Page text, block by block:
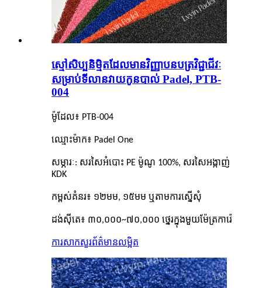
ស្មៅសិប្បនិម្មិតដែលមានវិញ្ញាបនបត្រវិជ្ជាជីវៈ
សម្រាប់ទីលានវាយកូនបាល់ Padel, PTB-
004
ម៉ូដែល៖ PTB-004
ឈ្មោះម៉ាក៖ Padel One
សម្ភារៈ: សរសៃអំបោះ PE ម៉ូណូ 100%, សរសៃអង្កាញ់
KDK
កម្ពស់គំនរ៖ ១២មម, ១៥មម ឬតាមការស្នើសុំ
ដង់ស៊ីតេ៖ ៣០,០០០~៧០,០០០ ថ្នេរក្នុងមួយម៉ែត្រការ៉េ
ការសាកសួរព័ត៌មានលម្អិត